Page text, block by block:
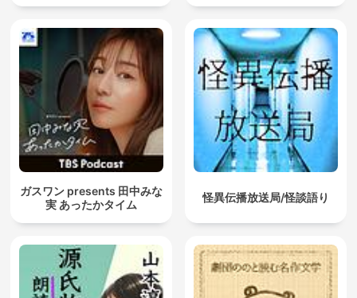
ガスワン presents 田中みな
実 あったかタイム
怪異伝播放送局/怪談語り